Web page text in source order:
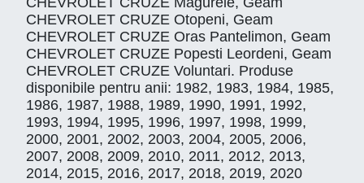
CHEVROLET CRUZE Otopeni, Geam
CHEVROLET CRUZE Oras Pantelimon, Geam
CHEVROLET CRUZE Popesti Leordeni, Geam
CHEVROLET CRUZE Voluntari. Produse
disponibile pentru anii: 1982, 1983, 1984, 1985,
1986, 1987, 1988, 1989, 1990, 1991, 1992,
1993, 1994, 1995, 1996, 1997, 1998, 1999,
2000, 2001, 2002, 2003, 2004, 2005, 2006,
2007, 2008, 2009, 2010, 2011, 2012, 2013,
2014, 2015, 2016, 2017, 2018, 2019, 2020